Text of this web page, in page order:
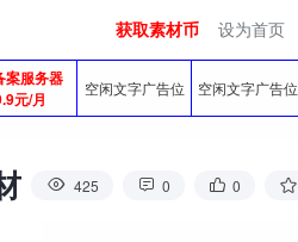
获取素材币 设为首页
案服务器
元/月
空闲文字广告位 空闲文字广告位
425 0 0